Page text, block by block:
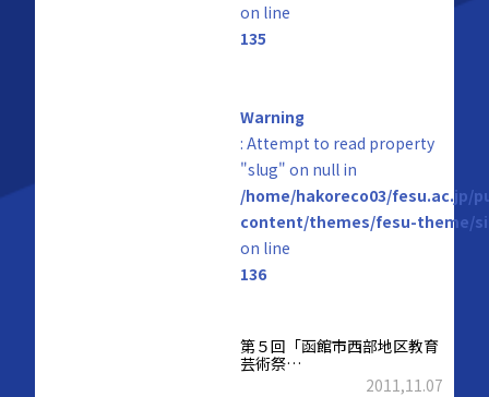
on line
135
Warning
: Attempt to read property
"slug" on null in
/home/hakoreco03/fesu.ac.jp/
content/themes/fesu-theme/
on line
136
第５回「函館市西部地区教育
芸術祭…
2011,11.07